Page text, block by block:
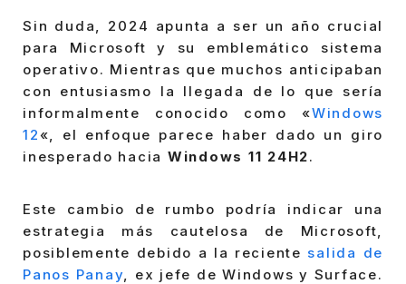
Sin duda, 2024 apunta a ser un año crucial
para Microsoft y su emblemático sistema
operativo. Mientras que muchos anticipaban
con entusiasmo la llegada de lo que sería
informalmente conocido como «Windows
12 «, el enfoque parece haber dado un giro
inesperado hacia Windows 11 24H2.
Este cambio de rumbo podría indicar una
estrategia más cautelosa de Microsoft,
posiblemente debido a la reciente salida de
Panos Panay, ex jefe de Windows y Surface.